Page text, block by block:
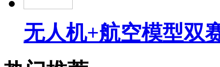
无人机+航空模型双